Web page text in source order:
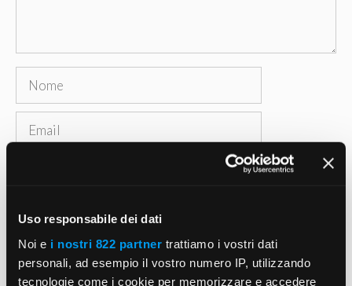
Uso responsabile dei dati
Noi e i nostri 822 partner trattiamo i vostri dati
personali, ad esempio il vostro numero IP, utilizzando
tecnologie come i cookie per memorizzare e accedere
Nome
Email
Salva il mio nome, email e sito web in questo